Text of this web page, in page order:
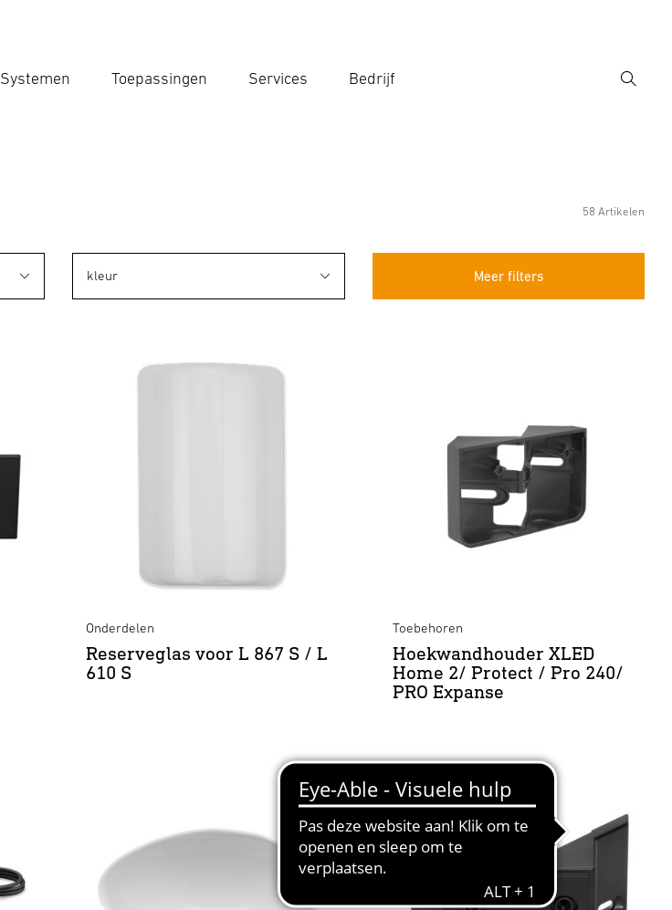
Systemen Toepassingen Services Bedrijf
Zoek
58 Artikelen
Meer filters
kleur
Onderdelen
Reserveglas voor L 867 S / L
610 S
Toebehoren
Hoekwandhouder XLED
Home 2/ Protect / Pro 240/
PRO Expanse